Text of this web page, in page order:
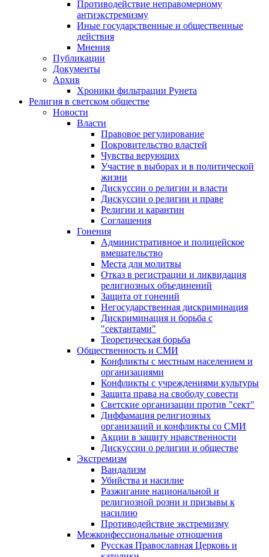
Противодействие неправомерному
антиэкстремизму
Иные государственные и общественные
действия
Мнения
Публикации
Документы
Архив
Хроники фильтрации Рунета
Религия в светском обществе
Новости
Власти
Правовое регулирование
Покровительство властей
Чувства верующих
Участие в выборах и в политической
жизни
Дискуссии о религии и власти
Дискуссии о религии и праве
Религии и карантин
Соглашения
Гонения
Административное и полицейское
вмешательство
Места для молитвы
Отказ в регистрации и ликвидация
религиозных объединений
Защита от гонений
Негосударственная дискриминация
Дискриминация и борьба с
"сектантами"
Теоретическая борьба
Общественность и СМИ
Конфликты с местным населением и
организациями
Конфликты с учреждениями культуры
Защита права на свободу совести
Светские организации против "сект"
Диффамация религиозных
организаций и конфликты со СМИ
Акции в защиту нравственности
Дискуссии о религии и обществе
Экстремизм
Вандализм
Убийства и насилие
Разжигание национальной и
религиозной розни и призывы к
насилию
Противодействие экстремизму
Межконфессиональные отношения
Русская Православная Церковь и